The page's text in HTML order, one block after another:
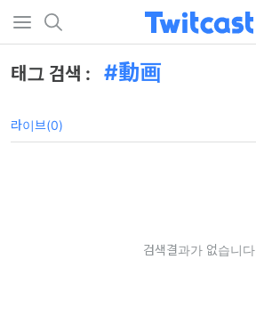
태그 검색 : 動画
라이브(0)
검색결과가 없습니다